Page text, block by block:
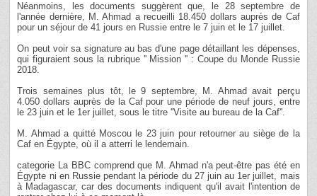
Néanmoins, les documents suggèrent que, le 28 septembre de
l'année dernière, M. Ahmad a recueilli 18.450 dollars auprès de Caf
pour un séjour de 41 jours en Russie entre le 7 juin et le 17 juillet.
On peut voir sa signature au bas d'une page détaillant les dépenses,
qui figuraient sous la rubrique '' Mission '' : Coupe du Monde Russie
2018.
Trois semaines plus tôt, le 9 septembre, M. Ahmad avait perçu
4.050 dollars auprès de la Caf pour une période de neuf jours, entre
le 23 juin et le 1er juillet, sous le titre ''Visite au bureau de la Caf''.
M. Ahmad a quitté Moscou le 23 juin pour retourner au siège de la
Caf en Égypte, où il a atterri le lendemain.
categorie La BBC comprend que M. Ahmad n'a peut-être pas été en
Égypte ni en Russie pendant la période du 27 juin au 1er juillet, mais
à Madagascar, car des documents indiquent qu'il avait l'intention de